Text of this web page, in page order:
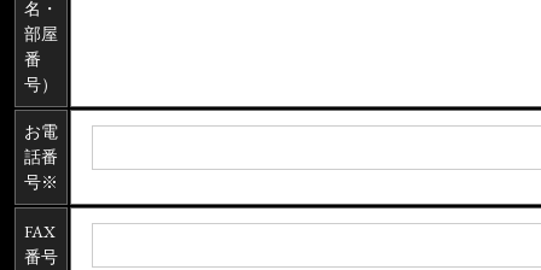
名・
部屋
番
号）
お電
話番
号※
FAX
番号